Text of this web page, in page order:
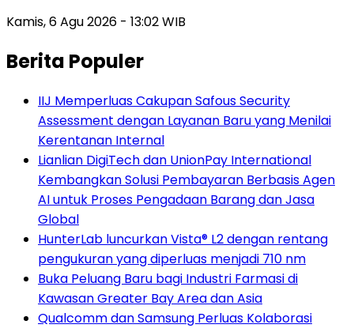
Kamis, 6 Agu 2026 - 13:02 WIB
Berita Populer
IIJ Memperluas Cakupan Safous Security
Assessment dengan Layanan Baru yang Menilai
Kerentanan Internal
Lianlian DigiTech dan UnionPay International
Kembangkan Solusi Pembayaran Berbasis Agen
AI untuk Proses Pengadaan Barang dan Jasa
Global
HunterLab luncurkan Vista® L2 dengan rentang
pengukuran yang diperluas menjadi 710 nm
Buka Peluang Baru bagi Industri Farmasi di
Kawasan Greater Bay Area dan Asia
Qualcomm dan Samsung Perluas Kolaborasi